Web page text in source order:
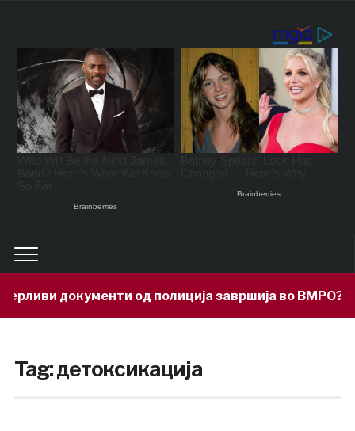
документи од полиција завршија во ВМРО?
Tag:детоксикација